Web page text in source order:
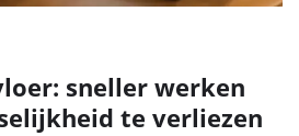
sneller werken
te verliezen